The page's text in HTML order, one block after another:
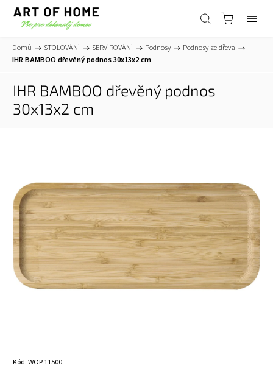
Domů / STOLOVÁNÍ / SERVÍROVÁNÍ / Podnosy / Podnosy ze dřeva /
IHR BAMBOO dřevěný podnos 30x13x2 cm
IHR BAMBOO dřevěný podnos
30x13x2 cm
Kód:WOP 11500